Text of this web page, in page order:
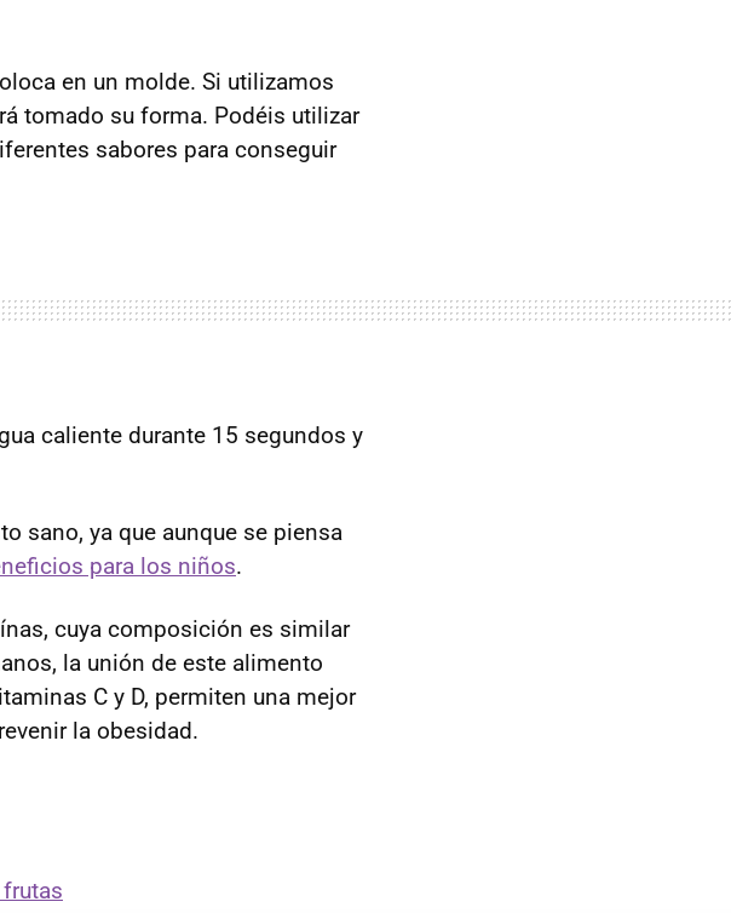
en un molde. Si utilizamos
tomado su forma. Podéis utilizar
sabores para conseguir
caliente durante 15 segundos y
sano, ya que aunque se piensa
para los niños.
cuya composición es similar
la unión de este alimento
C y D, permiten una mejor
la obesidad.